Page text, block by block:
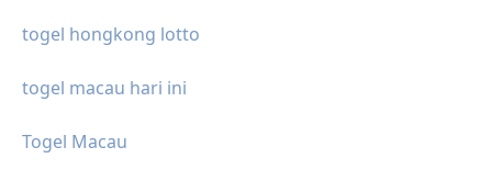
togel hongkong lotto
togel macau hari ini
Togel Macau